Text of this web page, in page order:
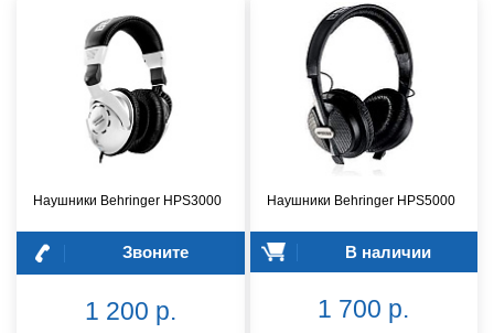
Наушники Behringer HPS3000
Звоните
1 200 р.
Наушники Behringer HPS5000
В наличии
1 700 р.